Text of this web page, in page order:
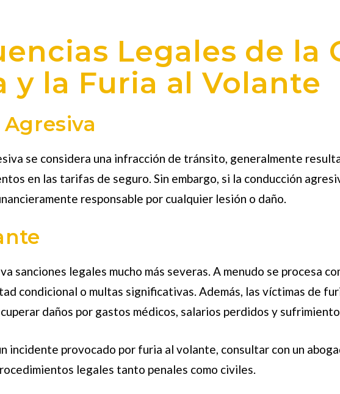
Legales de la
y la Furia al Volante
se considera una infracción de tránsito, generalmente
en las tarifas de seguro. Sin embargo, si la conducción
responsable por cualquier lesión o daño.
sanciones legales mucho más severas. A menudo se procesa
condicional o multas significativas. Además, las víctimas de
daños por gastos médicos, salarios perdidos y
incidente provocado por furia al volante, consultar con un
legales tanto penales como civiles.